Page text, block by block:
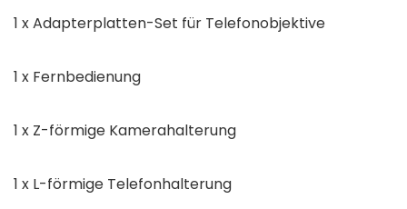
1 x Adapterplatten-Set für Telefonobjektive
1 x Fernbedienung
1 x Z-förmige Kamerahalterung
1 x L-förmige Telefonhalterung